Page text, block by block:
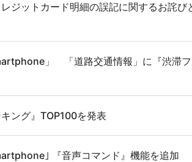
ジットカード明細の誤記に関するお詫び
」 「道路交通情報」に『渋滞
ング』TOP100を発表
｣ 『音声コマンド』機能を追加